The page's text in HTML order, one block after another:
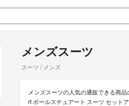
メンズスーツ
スーツ / メンズ
メンズスーツの人気の通販できる商
rt ポールスチュアート スーツ セット